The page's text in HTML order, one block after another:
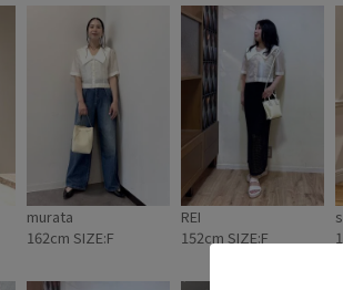
murata
162cm SIZE:F
REI
152cm SIZE:F